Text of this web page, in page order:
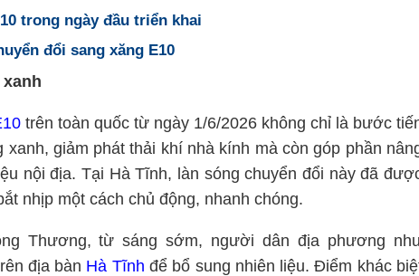
trong ngày đầu triển khai
đổi sang xăng E10
trên toàn quốc từ ngày 1/6/2026 không chỉ là bước
giảm phát thải khí nhà kính mà còn góp phần
nội địa. Tại Hà Tĩnh, làn sóng chuyển đổi này đã
nhịp một cách chủ động, nhanh chóng.
Thương, từ sáng sớm, người dân địa phương
địa bàn Hà Tĩnh để bổ sung nhiên liệu. Điểm khác